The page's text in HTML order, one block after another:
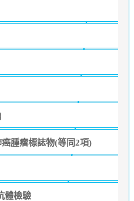
腫瘤標誌物(等同2項)
體檢驗